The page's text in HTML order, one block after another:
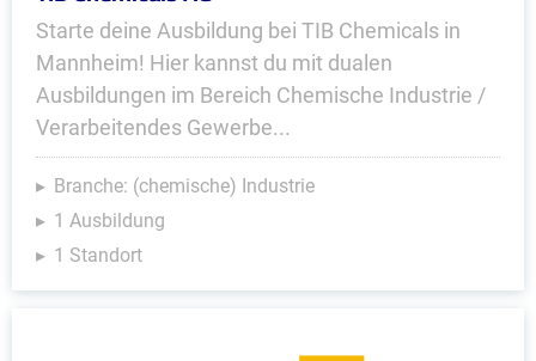
Starte deine Ausbildung bei TIB Chemicals in
Mannheim! Hier kannst du mit dualen
Ausbildungen im Bereich Chemische Industrie /
Verarbeitendes Gewerbe...
Branche: (chemische) Industrie
1 Ausbildung
1 Standort